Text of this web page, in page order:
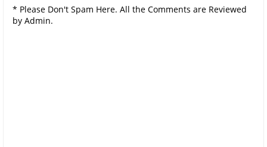
* Please Don't Spam Here. All the Comments are Reviewed
by Admin.